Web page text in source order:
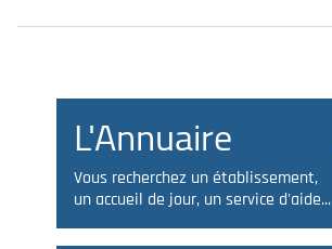
L'Annuaire
Vous recherchez un établissement,
un accueil de jour, un service d'aide...